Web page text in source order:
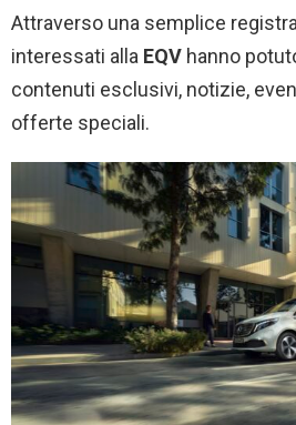
Attraverso una semplice
interessati alla EQV hanno
contenuti esclusivi, notizie,
offerte speciali.